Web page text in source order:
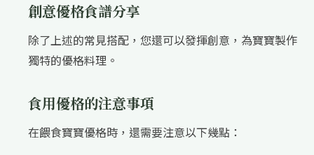
創意優格食譜分享
除了上述的常見搭配，您還可以發揮創意，為寶寶製作
獨特的優格料理。
食用優格的注意事項
在餵食寶寶優格時，還需要注意以下幾點：